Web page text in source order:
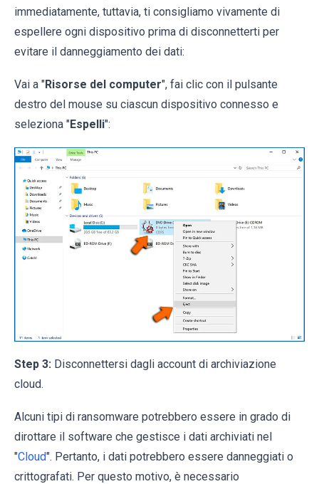
immediatamente, tuttavia, ti consigliamo vivamente di
espellere ogni dispositivo prima di disconnetterti per
evitare il danneggiamento dei dati:
Vai a "Risorse del computer", fai clic con il pulsante
destro del mouse su ciascun dispositivo connesso e
seleziona "Espelli":
Step 3: Disconnettersi dagli account di archiviazione
cloud.
Alcuni tipi di ransomware potrebbero essere in grado di
dirottare il software che gestisce i dati archiviati nel
"Cloud". Pertanto, i dati potrebbero essere danneggiati o
crittografati. Per questo motivo, è necessario